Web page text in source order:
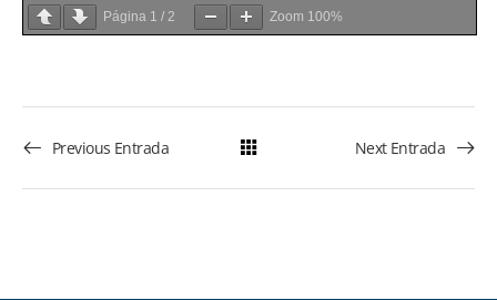
Página 1 / 2 Zoom 100%
Previous Entrada Next Entrada